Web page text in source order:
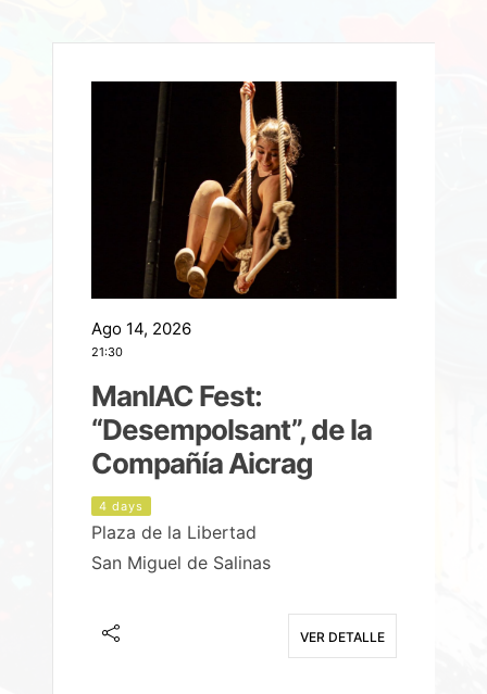
Ago 14, 2026
21:30
ManIAC Fest:
“Desempolsant”, de la
Compañía Aicrag
4 days
Plaza de la Libertad
San Miguel de Salinas
VER DETALLE